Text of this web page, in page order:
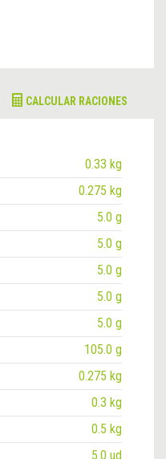
CALCULAR RACIONES
0.33 kg
0.275 kg
5.0 g
5.0 g
5.0 g
5.0 g
5.0 g
105.0 g
0.275 kg
0.3 kg
0.5 kg
5.0 ud